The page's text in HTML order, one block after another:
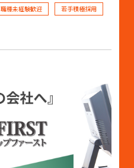
職種未経験歓迎 若手積極採用